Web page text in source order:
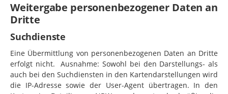
Weitergabe personenbezogener Daten an
Dritte
Suchdienste
Eine Übermittlung von personenbezogenen Daten an Dritte
erfolgt nicht. Ausnahme: Sowohl bei den Darstellungs- als
auch bei den Suchdiensten in den Kartendarstellungen wird
die IP-Adresse sowie der User-Agent übertragen. In den